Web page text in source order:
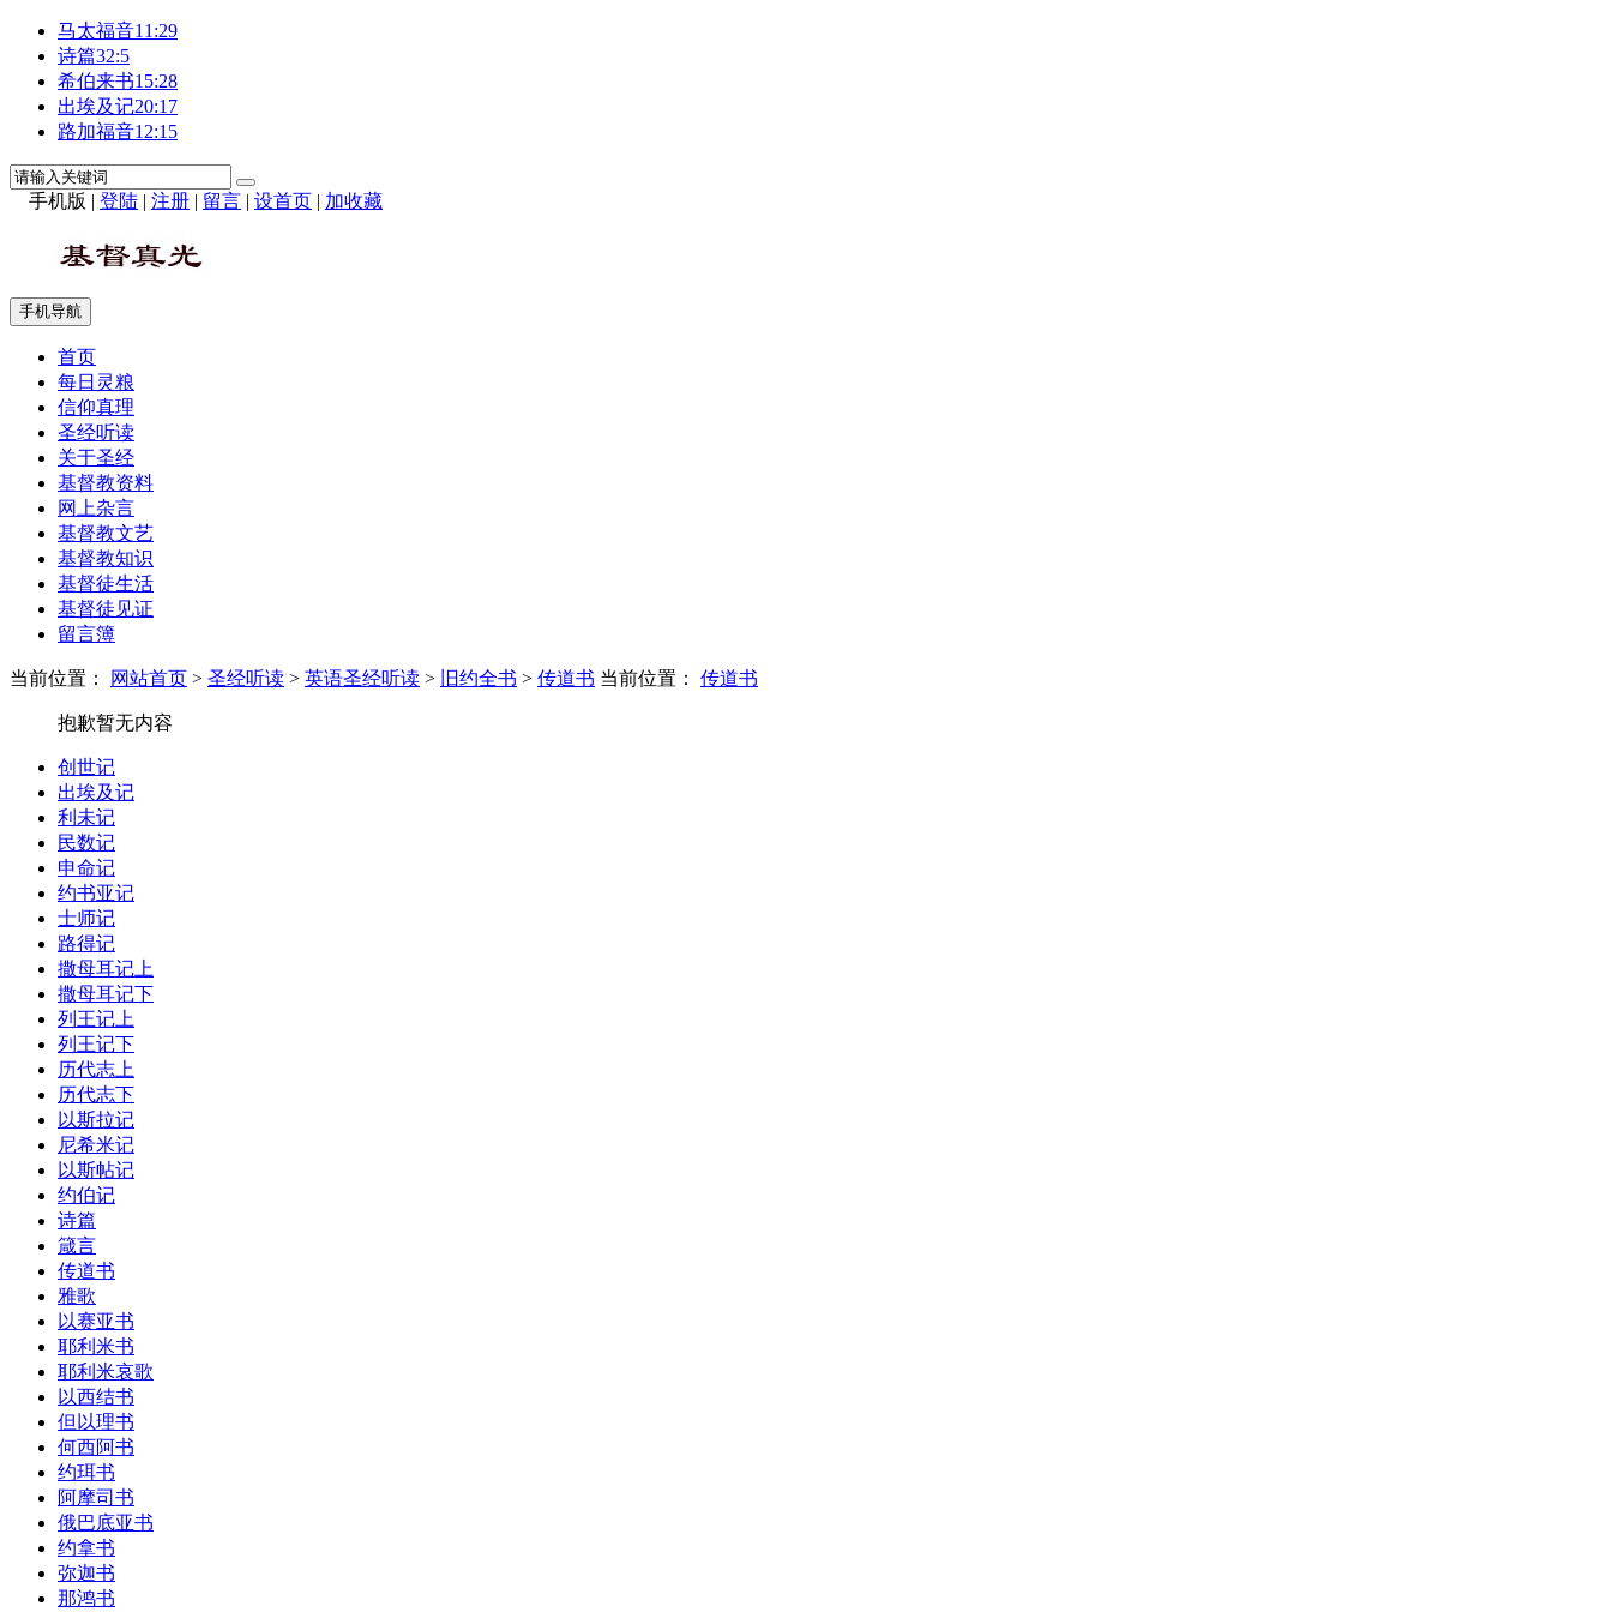
马太福音11:29
诗篇32:5
希伯来书15:28
出埃及记20:17
路加福音12:15
手机版 | 登陆 | 注册 | 留言 | 设首页 | 加收藏
手机导航
首页
每日灵粮
信仰真理
圣经听读
关于圣经
基督教资料
网上杂言
基督教文艺
基督教知识
基督徒生活
基督徒见证
留言簿
当前位置： 网站首页 > 圣经听读 > 英语圣经听读 > 旧约全书 > 传道书 当前位置： 传道书
抱歉暂无内容
创世记
出埃及记
利未记
民数记
申命记
约书亚记
士师记
路得记
撒母耳记上
撒母耳记下
列王记上
列王记下
历代志上
历代志下
以斯拉记
尼希米记
以斯帖记
约伯记
诗篇
箴言
传道书
雅歌
以赛亚书
耶利米书
耶利米哀歌
以西结书
但以理书
何西阿书
约珥书
阿摩司书
俄巴底亚书
约拿书
弥迦书
那鸿书